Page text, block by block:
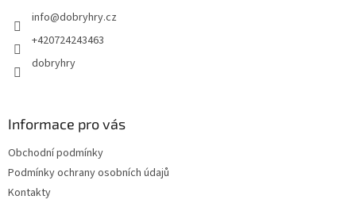
info@dobryhry.cz
+420724243463
dobryhry
Informace pro vás
Obchodní podmínky
Podmínky ochrany osobních údajů
Kontakty